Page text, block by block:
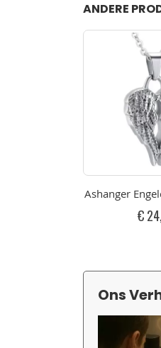
ANDERE
Ashanger
€
Ons